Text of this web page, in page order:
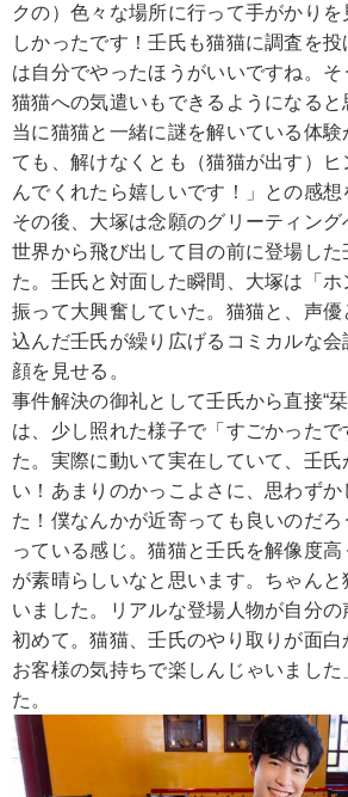
クの）色々な場所に行って手がかり
しかったです！壬氏も猫猫に調査を
は自分でやったほうがいいですね。
猫猫への気遣いもできるようになる
当に猫猫と一緒に謎を解いている体
ても、解けなくとも（猫猫が出す）
んでくれたら嬉しいです！」との感想
その後、大塚は念願のグリーティン
世界から飛び出して目の前に登場した
た。壬氏と対面した瞬間、大塚は「
振って大興奮していた。猫猫と、声優
込んだ壬氏が繰り広げるコミカルな
顔を見せる。
事件解決の御礼として壬氏から直接“
は、少し照れた様子で「すごかった
た。実際に動いて実在していて、壬
い！あまりのかっこよさに、思わず
た！僕なんかが近寄っても良いのだ
っている感じ。猫猫と壬氏を解像度高
が素晴らしいなと思います。ちゃん
いました。リアルな登場人物が自分
初めて。猫猫、壬氏のやり取りが面白
お客様の気持ちで楽しんじゃいまし
た。